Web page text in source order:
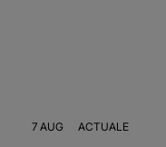
7 AUG ACTUALE